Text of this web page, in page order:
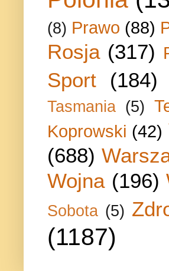
(8) Prawo (88)
Rosja (317)
Sport (184)
Tasmania (5)
Koprowski (42)
(688)
Wojna (196)
Sobota (5)
(1187)